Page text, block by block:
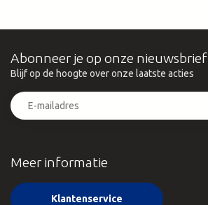
Meer informatie
Klantenservice
Abonneer je op onze nieuwsbrief
Blijf op de hoogte over onze laatste acties